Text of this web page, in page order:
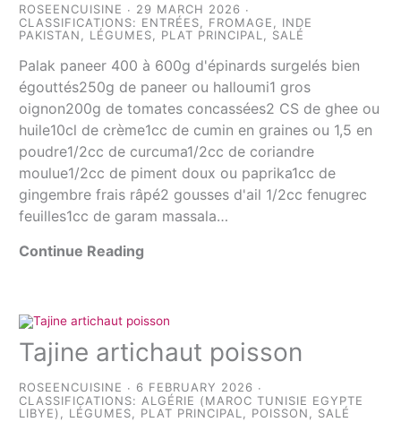
ROSEENCUISINE
29 MARCH 2026
CLASSIFICATIONS: ENTRÉES FROMAGE
INDE
PAKISTAN
LÉGUMES PLAT PRINCIPAL SALÉ
Palak paneer 400 à 600g d'épinards surgelés bien
égouttés250g de paneer ou halloumi1 gros
oignon200g de tomates concassées2 CS de ghee ou
huile10cl de crème1cc de cumin en graines ou 1,5 en
poudre1/2cc de curcuma1/2cc de coriandre
moulue1/2cc de piment doux ou paprika1cc de
gingembre frais râpé2 gousses d'ail 1/2cc fenugrec
feuilles1cc de garam massala…
Continue Reading
Tajine artichaut poisson
ROSEENCUISINE
6 FEBRUARY 2026
CLASSIFICATIONS:ALGÉRIE (MAROC TUNISIE EGYPTE
LIBYE), LÉGUMES, PLAT PRINCIPAL, POISSON, SALÉ